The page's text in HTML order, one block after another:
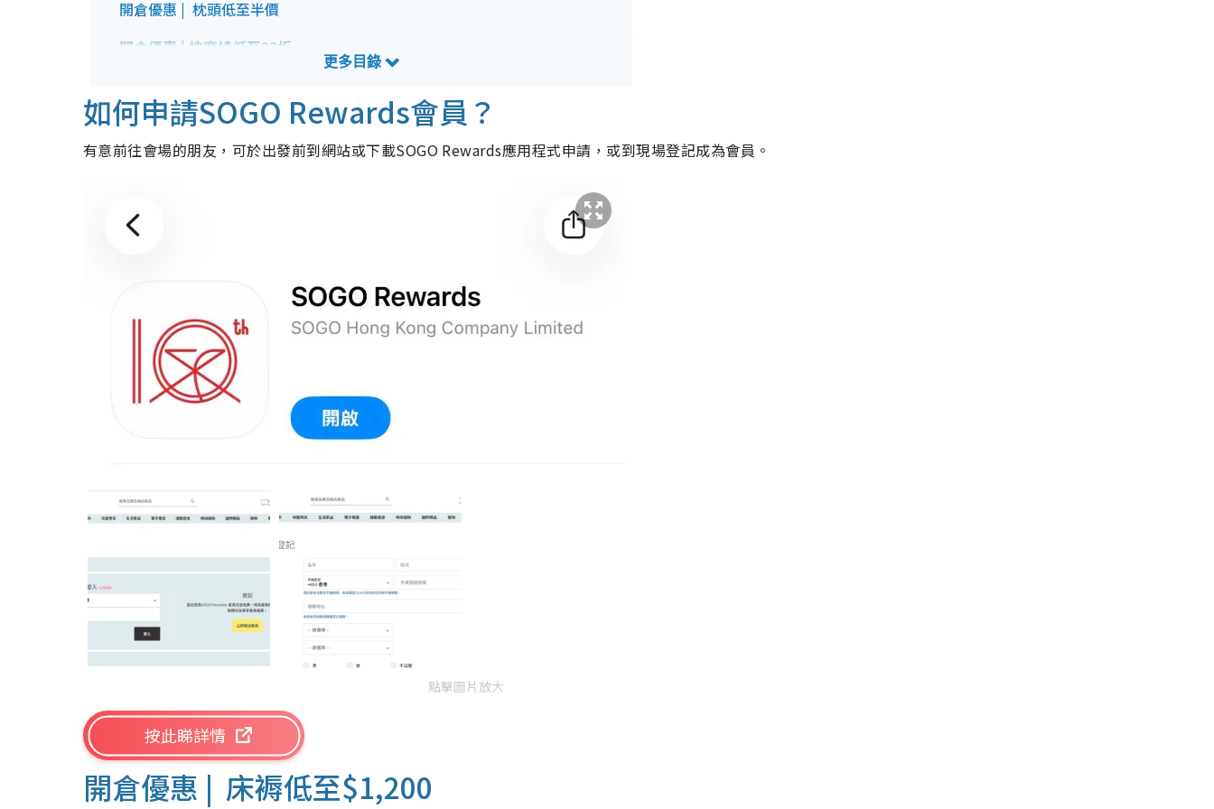
開倉優惠 | 枕頭低至半價
開倉優惠 | 按摩椅低至33折
如何申請SOGO Rewards會員？
有意前往會場的朋友，可於出發前到網站或下載SOGO Rewards應用程式申請，或到現場登記成為會員。
點擊圖片放大
按此睇詳情
開倉優惠 | 床褥低至$1,200